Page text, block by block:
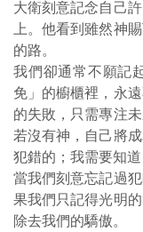
大衛刻意記念自己
上。他看到雖然神
的路。
我們卻通常不願記
免」的櫥櫃裡，永
的失敗，只需專注
若沒有神，自己將
犯錯的；我需要知
當我們刻意忘記過
果我們只記得光明
除去我們的驕傲。